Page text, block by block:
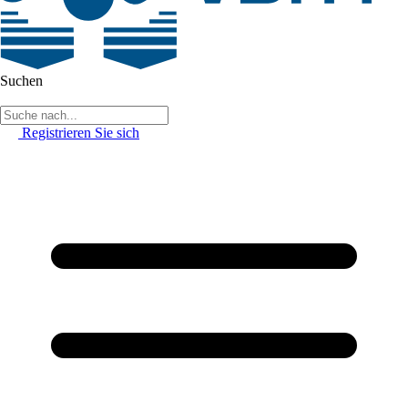
Suchen
Registrieren Sie sich